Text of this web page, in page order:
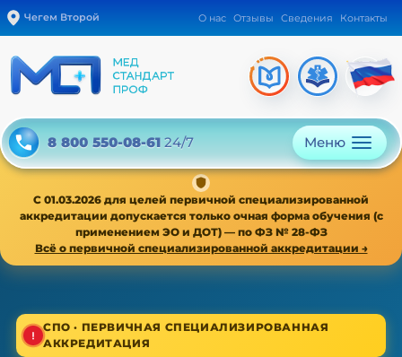
Чегем Второй О нас Отзывы Сведения Контакты
8 800 550-08-61 24/7 Меню
С 01.03.2026 для целей первичной специализированной
аккредитации допускается только очная форма обучения (с
применением ЭО и ДОТ) — по ФЗ № 28-ФЗ
Всё о первичной специализированной аккредитации →
СПО · ПЕРВИЧНАЯ СПЕЦИАЛИЗИРОВАННАЯ
АККРЕДИТАЦИЯ